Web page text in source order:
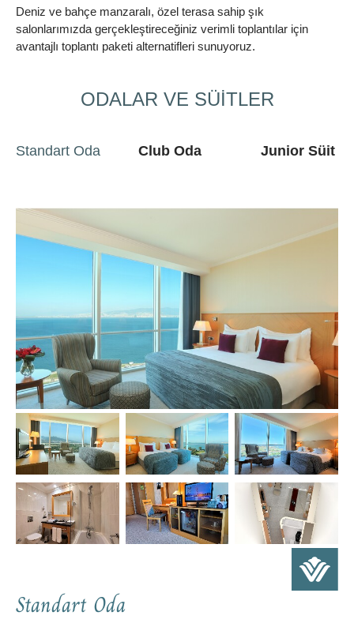
Bisikletle Bölge güzelliklerini keşfedin
ODALAR VE SÜİTLER
Standart Oda Club Oda Junior Süit
Standart Oda